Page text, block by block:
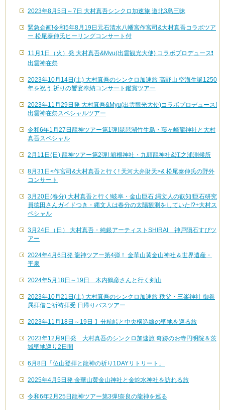
2023年8月5日～7日 大村真吾シンクロ加速旅 道北3島三昧
緊急企画!令和5年8月19日元石清水八幡宮作宮司&大村真吾コラボツア
ー 松尾泰伸氏ヒーリングコンサート付
11月1日（火）発 大村真吾&Myu(出雲観光大使) コラボプロデュース❗️
出雲神在祭
2023年10月14日(土) 大村真吾のシンクロ加速旅 高野山 空海生誕1250
年を祝う 祈りの饗宴奉納コンサート鑑賞ツアー
2023年11月29日発 大村真吾&Myu(出雲観光大使)コラボプロデュース!
出雲神在祭スペシャルツアー
令和6年1月27日龍神ツアー第1弾!琵琶湖竹生島・藤ヶ崎龍神社と大村
真吾スペシャル
2月11日(日) 龍神ツアー第2弾! 箱根神社・九頭龍神社&江之浦測候所
8月31日<作宮司&大村真吾と行く! 天河大弁財天>& 松尾泰伸氏の野外
コンサート
3月20日(春分) 大村真吾と行く!岐阜・金山巨石 縄文人の叡知!巨石研究
員徳田さんガイドつき・縄文人は春分の太陽観測をしていた!?+大村ス
ペシャル
3月24日（日） 大村真吾・純銀アーティストSHIRAI 神戸隕石すぴツ
アー
2024年4月6日発 龍神ツアー第4弾！ 金華山黄金山神社＆世界遺産・
平泉
2024年5月18日～19日 木内鶴彦さんと行く剣山
2023年10月21日(土) 大村真吾のシンクロ加速旅 秩父・三峯神社 御眷
属拝借ご祈祷拝受 日帰りバスツアー
2023年11月18日～19日 】分杭峠と中央構造線の聖地を巡る旅
2023年12月9日発 大村真吾のシンクロ加速旅 奇跡のお寺円明院＆茨
城聖地巡り2日間
6月8日「位山登拝と龍神の祈り1DAYリトリート」
2025年4月5日発 金華山黄金山神社と金蛇水神社を訪れる旅
令和6年2月25日龍神ツアー第3弾!奈良の龍神を巡る